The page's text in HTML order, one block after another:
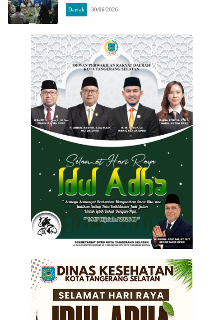
Daerah 30/06/2026